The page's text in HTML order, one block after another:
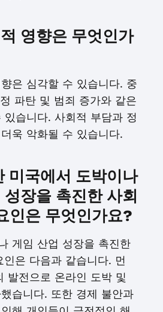
영향은 무엇인가
은 심각할 수 있습니다. 중
파탄 및 범죄 증가와 같은
있습니다. 사회적 부담과 정
욱 악화될 수 있습니다.
미국에서 도박이나
장을 촉진한 사회
인은 무엇인가요?
게임 산업 성장을 촉진한
은 다음과 같습니다. 먼
발전으로 온라인 도박 및
습니다. 또한 경제 불안과